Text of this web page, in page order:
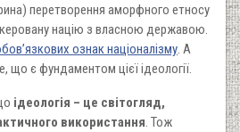
перетворення аморфного етносу
націю з власною державою.
ознак націоналізму. А
що є фундаментом цієї ідеології.
ідеологія – це світогляд,
використання. Тож